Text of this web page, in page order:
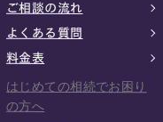
ご相談の流れ
よくある質問
料金表
はじめての相続でお困り
の方へ